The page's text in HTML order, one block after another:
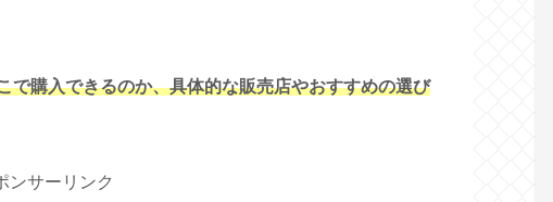
で購入できるのか、具体的な販売店やおすすめの選び
ンサーリンク